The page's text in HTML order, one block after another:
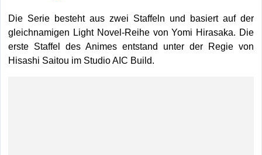
Die Serie besteht aus zwei Staffeln und basiert auf der
gleichnamigen Light Novel-Reihe von Yomi Hirasaka. Die
erste Staffel des Animes entstand unter der Regie von
Hisashi Saitou im Studio AIC Build.